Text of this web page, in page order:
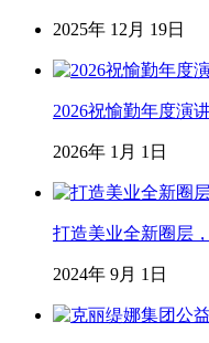
2025年 12月 19日
2026祝愉勤年度演
2026年 1月 1日
打造美业全新圈层
2024年 9月 1日